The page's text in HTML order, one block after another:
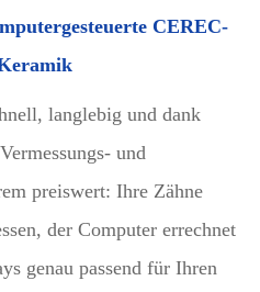
CEREC-
langlebig und dank
und
preiswert: Ihre Zähne
der Computer errechnet
genau passend für Ihren